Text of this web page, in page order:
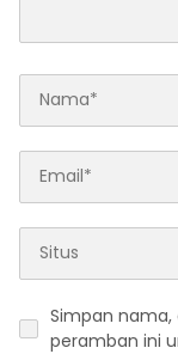
Simpan nama,
peramban ini